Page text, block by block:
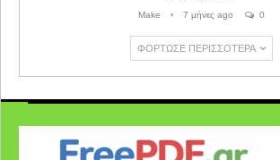
Make 7 μήνες ago 0
ΦΌΡΤΩΣΕ ΠΕΡΙΣΣΌΤΕΡΑ